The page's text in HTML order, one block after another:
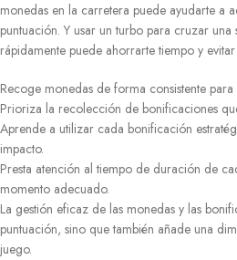
monedas en la carretera puede ayudarte a
puntuación. Y usar un turbo para cruzar
rápidamente puede ahorrarte tiempo y
Recoge monedas de forma consistente
Prioriza la recolección de bonificaciones
Aprende a utilizar cada bonificación
impacto.
Presta atención al tiempo de duración de
momento adecuado.
La gestión eficaz de las monedas y las
puntuación, sino que también añade una
juego.